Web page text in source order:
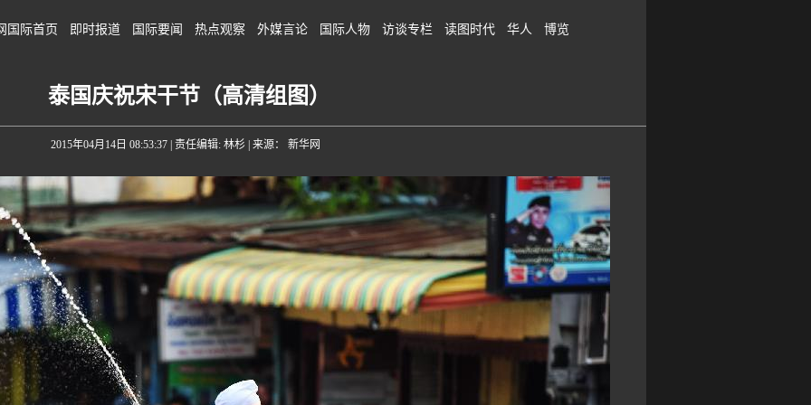
国际首页 即时报道 国际要闻 热点观察 外媒言论 国际人物 访谈专栏 读图时代 华人 博览
泰国庆祝宋干节（高清组图）
2015年04月14日 08:53:37| 责任编辑: 林杉 | 来源： 新华网